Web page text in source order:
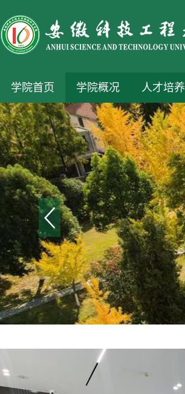
学院首页 学院概况 人才培养